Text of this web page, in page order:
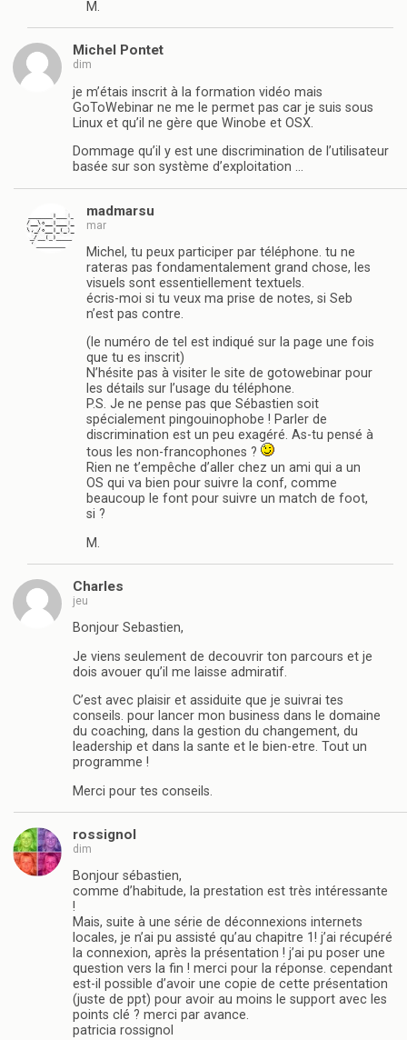
M.
Michel Pontet
dim
je m’étais inscrit à la formation vidéo mais
GoToWebinar ne me le permet pas car je suis sous
Linux et qu’il ne gère que Winobe et OSX.
Dommage qu’il y est une discrimination de l’utilisateur
basée sur son système d’exploitation …
madmarsu
mar
Michel, tu peux participer par téléphone. tu ne
rateras pas fondamentalement grand chose, les
visuels sont essentiellement textuels.
écris-moi si tu veux ma prise de notes, si Seb
n’est pas contre.
(le numéro de tel est indiqué sur la page une fois
que tu es inscrit)
N’hésite pas à visiter le site de gotowebinar pour
les détails sur l’usage du téléphone.
P.S. Je ne pense pas que Sébastien soit
spécialement pingouinophobe ! Parler de
discrimination est un peu exagéré. As-tu pensé à
tous les non-francophones ?
Rien ne t’empêche d’aller chez un ami qui a un
OS qui va bien pour suivre la conf, comme
beaucoup le font pour suivre un match de foot,
si ?
M.
Charles
jeu
Bonjour Sebastien,
Je viens seulement de decouvrir ton parcours et je
dois avouer qu’il me laisse admiratif.
C’est avec plaisir et assiduite que je suivrai tes
conseils. pour lancer mon business dans le domaine
du coaching, dans la gestion du changement, du
leadership et dans la sante et le bien-etre. Tout un
programme !
Merci pour tes conseils.
rossignol
dim
Bonjour sébastien,
comme d’habitude, la prestation est très intéressante
!
Mais, suite à une série de déconnexions internets
locales, je n’ai pu assisté qu’au chapitre 1! j’ai récupéré
la connexion, après la présentation ! j’ai pu poser une
question vers la fin ! merci pour la réponse. cependant
est-il possible d’avoir une copie de cette présentation
(juste de ppt) pour avoir au moins le support avec les
points clé ? merci par avance.
patricia rossignol